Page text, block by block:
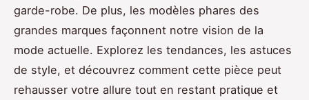
garde-robe. De plus, les modèles phares des
grandes marques façonnent notre vision de la
mode actuelle. Explorez les tendances, les astuces
de style, et découvrez comment cette pièce peut
rehausser votre allure tout en restant pratique et